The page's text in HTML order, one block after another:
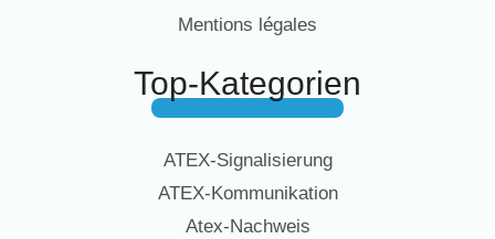
Mentions légales
Top-Kategorien
ATEX-Signalisierung
ATEX-Kommunikation
Atex-Nachweis